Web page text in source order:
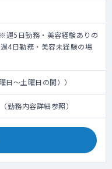
5日勤務・美容経験ありの
4日勤務・美容未経験の場
～土曜日の間））
勤務内容詳細参照）